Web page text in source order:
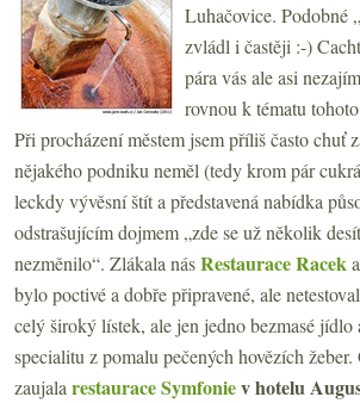
Luhačovice. Podobné
zvládl i častěji :-)
pára vás ale asi
rovnou k tématu
Při procházení městem jsem příliš často chuť
nějakého podniku neměl (tedy krom pár
leckdy vývěsní štít a představená nabídka
odstrašujícím dojmem „zde se už několik
nezměnilo“. Zlákala násRestaurace Racek
bylo poctivé a dobře připravené, ale
celý široký lístek, ale jen jedno bezmasé jídlo
specialitu z pomalu pečených hovězích
zaujala restaurace Symfoniev hotelu